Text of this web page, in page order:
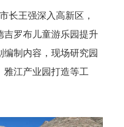
长王强深入高新区，
吉罗布儿童游乐园提升
制内容，现场研究园
雅江产业园打造等工